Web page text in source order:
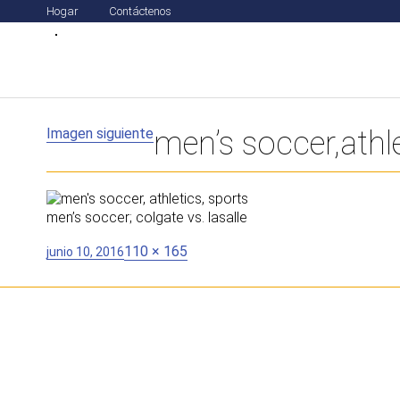
Hogar Contáctenos
Imagen siguiente men’s
men’s soccer; colgate vs. lasalle
Publicado
en
junio 10, 2016Tamaño
110 × 165